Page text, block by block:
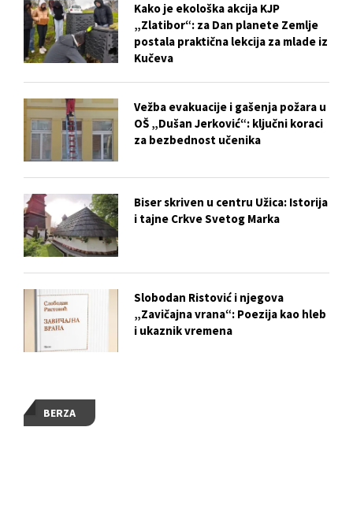
BERZA
Kako je ekološka akcija KJP
„Zlatibor“: za Dan planete Zemlje
postala praktična lekcija za mlade iz
Kučeva
Vežba evakuacije i gašenja požara u
OŠ „Dušan Jerković“: ključni koraci
za bezbednost učenika
Biser skriven u centru Užica: Istorija
i tajne Crkve Svetog Marka
Slobodan Ristović i njegova
„Zavičajna vrana“: Poezija kao hleb
i ukaznik vremena